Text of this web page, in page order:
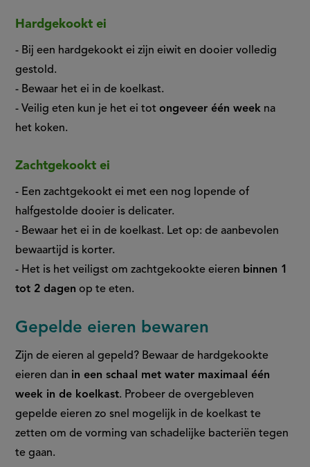
Hardgekookt ei
- Bij een hardgekookt ei zijn eiwit en dooier volledig
gestold.
- Bewaar het ei in de koelkast.
- Veilig eten kun je het ei totongeveer één week na
het koken.
Zachtgekookt ei
- Een zachtgekookt ei met een nog lopende of
halfgestolde dooier is delicater.
- Bewaar het ei in de koelkast. Let op: de aanbevolen
bewaartijd is korter.
- Het is het veiligst om zachtgekookte eieren binnen 1
tot 2 dagen op te eten.
Gepelde eieren bewaren
Zijn de eieren al gepeld? Bewaar de hardgekookte
eieren dan in een schaal met water maximaal één
week in de koelkast. Probeer de overgebleven
gepelde eieren zo snel mogelijk in de koelkast te
zetten om de vorming van schadelijke bacteriën tegen
te gaan.